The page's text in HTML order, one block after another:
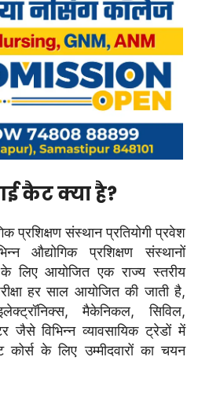
कैट क्या है?
प्रशिक्षण संस्थान प्रतियोगी प्रवेश
औद्योगिक प्रशिक्षण संस्थानों
लिए आयोजित एक राज्य स्तरीय
हर साल आयोजित की जाती है,
मैकेनिकल, सिविल,
विभिन्न व्यावसायिक ट्रेडों में
कोर्स के लिए उम्मीदवारों का चयन